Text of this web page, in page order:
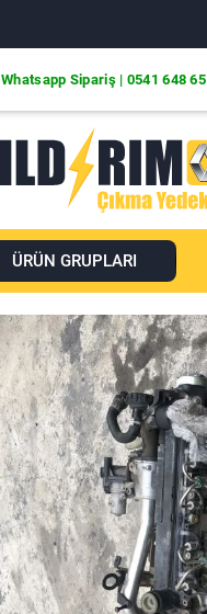
Whatsapp Sipariş | 0541 648
ÜRÜN GRUPLARI